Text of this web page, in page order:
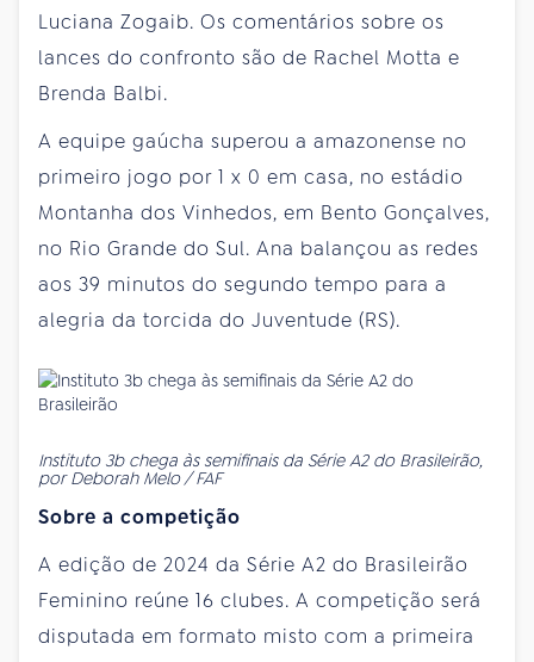
Luciana Zogaib. Os comentários sobre os
lances do confronto são de Rachel Motta e
Brenda Balbi.
A equipe gaúcha superou a amazonense no
primeiro jogo por 1 x 0 em casa, no estádio
Montanha dos Vinhedos, em Bento Gonçalves,
no Rio Grande do Sul. Ana balançou as redes
aos 39 minutos do segundo tempo para a
alegria da torcida do Juventude (RS).
Instituto 3b chega às semifinais da Série A2 do Brasileirão,
por Deborah Melo / FAF
Sobre a competição
A edição de 2024 da Série A2 do Brasileirão
Feminino reúne 16 clubes. A competição será
disputada em formato misto com a primeira